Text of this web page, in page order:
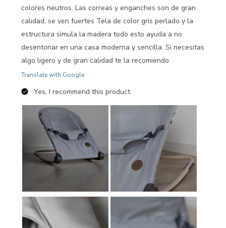
colores neutros. Las correas y enganches son de gran
calidad, se ven fuertes Tela de color gris perlado y la
estructura simula la madera todo esto ayuda a no
desentonar en una casa moderna y sencilla. Si necesitas
algo ligero y de gran calidad te la recomiendo
Translate with Google
Yes, I recommend this product.